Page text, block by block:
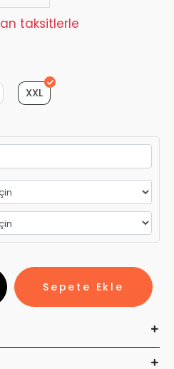
taksitlerle
XXL
Sepete Ekle